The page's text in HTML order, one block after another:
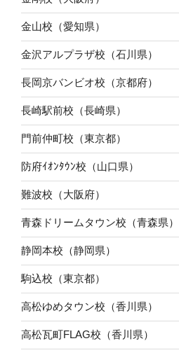
金山校（愛知県）
金沢アルプラザ校（石川県）
長岡京バンビオ校（京都府）
長崎駅前校（長崎県）
門前仲町校（東京都）
防府ｲｵﾝﾀｳﾝ校（山口県）
難波校（大阪府）
青森ドリームタウン校（青森県）
静岡本校（静岡県）
駒込校（東京都）
高松ゆめタウン校（香川県）
高松瓦町FLAG校（香川県）